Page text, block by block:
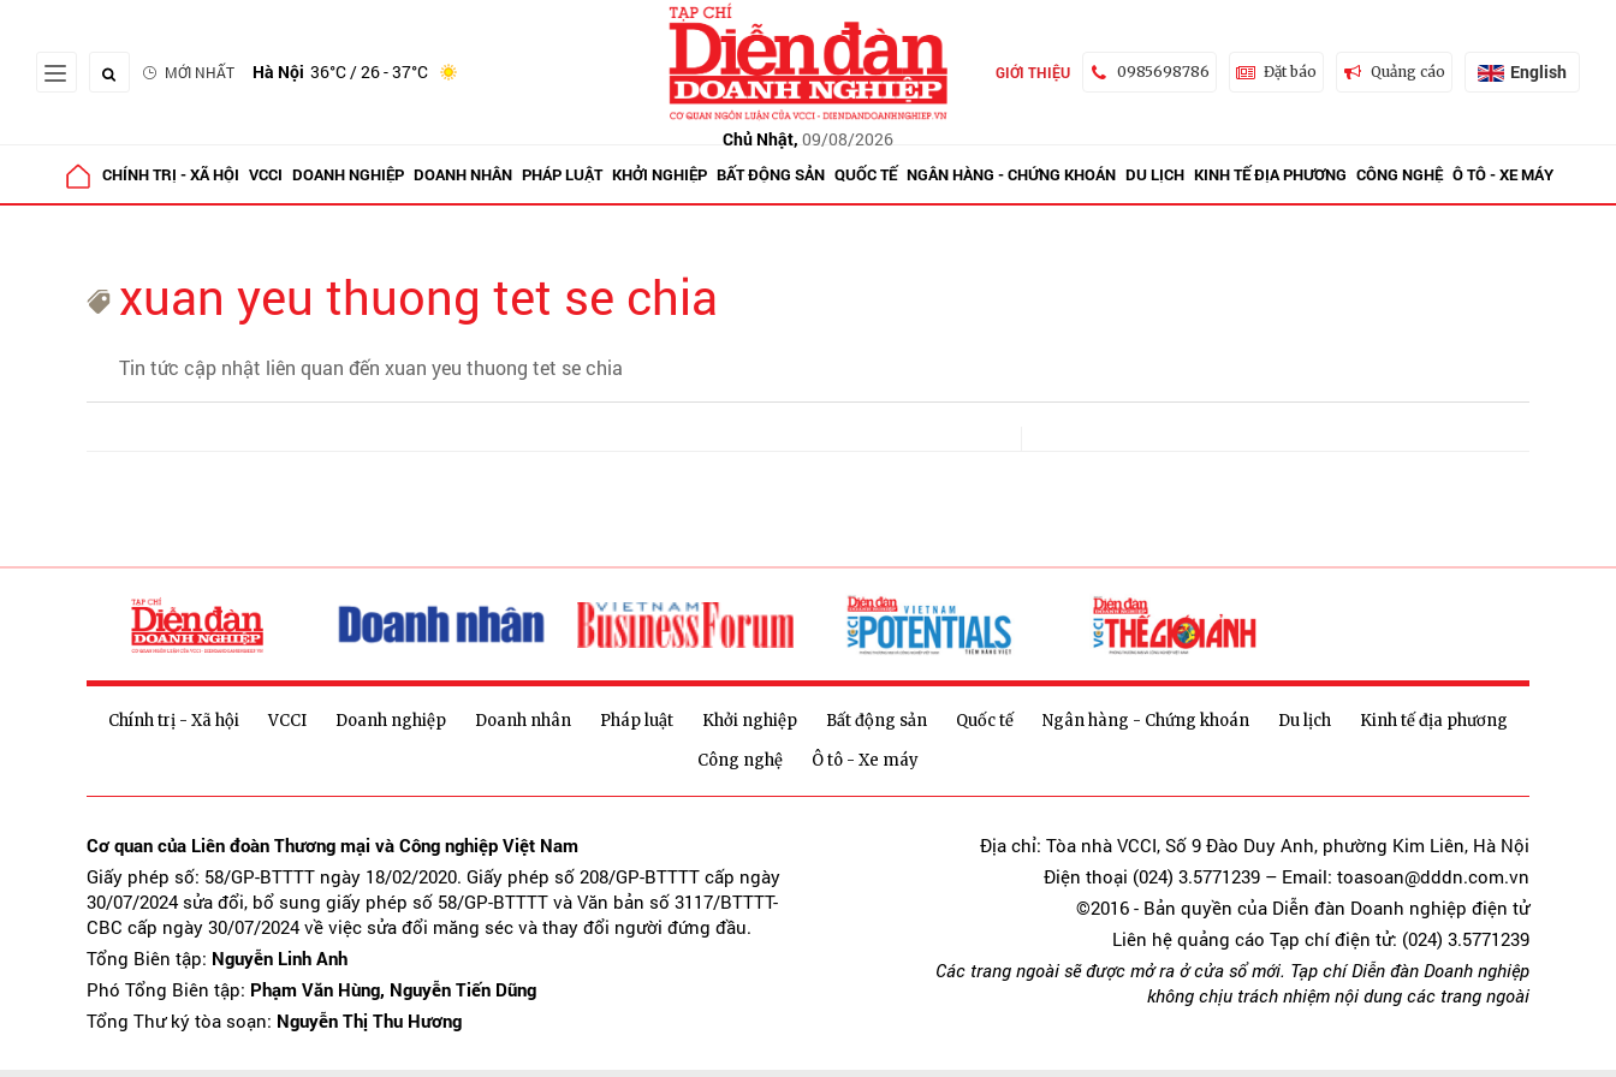
MỚI NHẤT Hà Nội 36°C/ 26 - 37°C
Chủ Nhật, 09/08/2026
GIỚI THIỆU 0985698786 Đặt báo Quảng cáo English
CHÍNH TRỊ - XÃ HỘI VCCI DOANH NGHIỆP DOANH NHÂN PHÁP LUẬT KHỞI NGHIỆP BẤT ĐỘNG SẢN QUỐC TẾ NGÂN HÀNG - CHỨNG KHOÁN DU LỊCH KINH TẾ ĐỊA PHƯƠNG CÔNG NGHỆ Ô TÔ - XE MÁY
xuan yeu thuong tet se chia
Tin tức cập nhật liên quan đến xuan yeu thuong tet se chia
Chính trị - Xã hội VCCI Doanh nghiệp Doanh nhân Pháp luật Khởi nghiệp Bất động sản Quốc tế Ngân hàng - Chứng khoán Du lịch
Kinh tế địa phương
Công nghệ
Ô tô - Xe máy
Cơ quan của Liên đoàn Thương mại và Công nghiệp Việt Nam
Giấy phép số: 58/GP-BTTTT ngày 18/02/2020. Giấy phép số 208/GP-BTTTT cấp ngày
30/07/2024 sửa đổi, bổ sung giấy phép số 58/GP-BTTTT và Văn bản số 3117/BTTTT-
CBC cấp ngày 30/07/2024 về việc sửa đổi măng séc và thay đổi người đứng đầu.
Tổng Biên tập: Nguyễn Linh Anh
Phó Tổng Biên tập: Phạm Văn Hùng, Nguyễn Tiến Dũng
Tổng Thư ký tòa soạn: Nguyễn Thị Thu Hương
Địa chỉ: Tòa nhà VCCI, Số 9 Đào Duy Anh, phường Kim Liên, Hà Nội
Điện thoại (024) 3.5771239 – Email: toasoan@dddn.com.vn
©2016 - Bản quyền của Diễn đàn Doanh nghiệp điện tử
Liên hệ quảng cáo Tạp chí điện tử: (024) 3.5771239
Các trang ngoài sẽ được mở ra ở cửa sổ mới. Tạp chí Diễn đàn Doanh nghiệp
không chịu trách nhiệm nội dung các trang ngoài